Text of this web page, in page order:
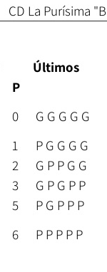
CD La Purísima
Últimos
P
0
G G G G G
1
P G G G G
2
G P P G G
3
G P G P P
5
P G P P P
6 P P P P P